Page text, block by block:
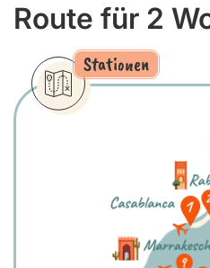
Route für 2
Stationen